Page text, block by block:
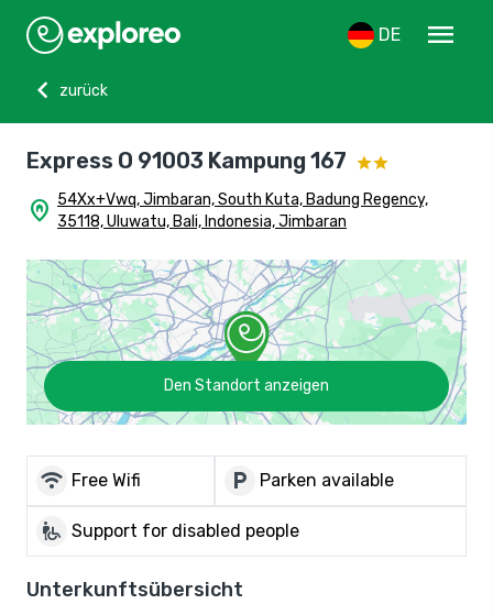
DE
menu
chevron_left
zurück
Express O 91003 Kampung 167
home_pin 54Xx+Vwq, Jimbaran, South Kuta, Badung Regency,
35118, Uluwatu, Bali, Indonesia, Jimbaran
Den Standort anzeigen
wifi Free Wifi local_parking Parken available
wheelchair_pickup Support for disabled people
Unterkunftsübersicht